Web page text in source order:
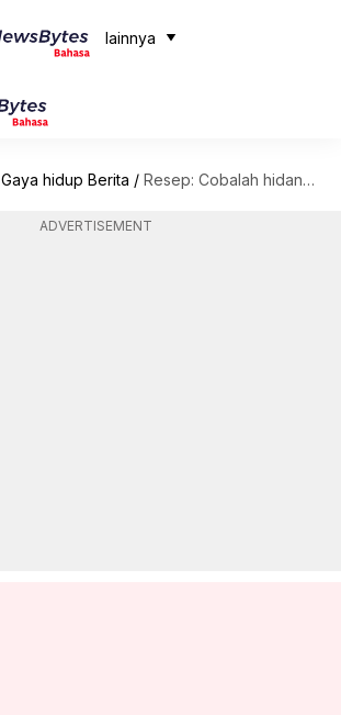
lainnya
Gaya hidup Berita / Resep: Cobalah hidangan buffalo wings kembang kol vegetarian yang renyah ini
ADVERTISEMENT